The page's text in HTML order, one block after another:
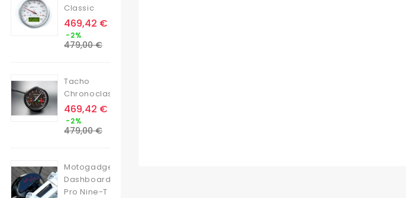
Classic
Prix
469,42 €
-2%
de
479,00 €
Tacho
Chronoclassic
Prix
469,42 €
-2%
de
479,00 €
Motogadget
Dashboard
Pro Nine-T